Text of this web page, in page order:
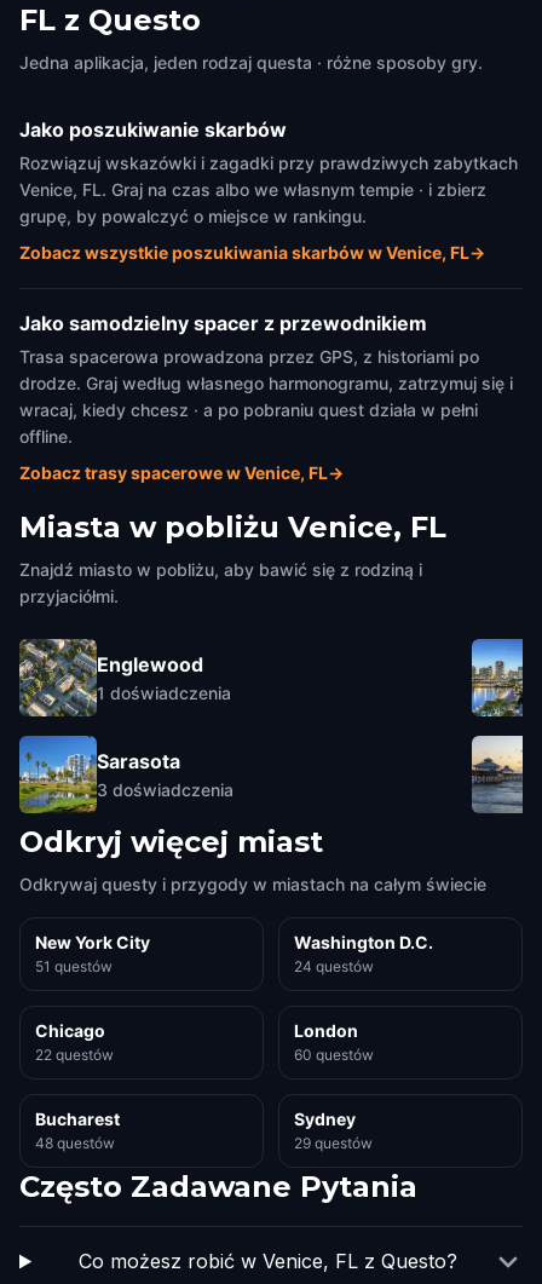
FL z Questo
Jedna aplikacja, jeden rodzaj questa · różne sposoby gry.
Jako poszukiwanie skarbów
Rozwiązuj wskazówki i zagadki przy prawdziwych zabytkach
Venice, FL. Graj na czas albo we własnym tempie · i zbierz
grupę, by powalczyć o miejsce w rankingu.
Zobacz wszystkie poszukiwania skarbów w Venice, FL→
Jako samodzielny spacer z przewodnikiem
Trasa spacerowa prowadzona przez GPS, z historiami po
drodze. Graj według własnego harmonogramu, zatrzymuj się i
wracaj, kiedy chcesz · a po pobraniu quest działa w pełni
offline.
Zobacz trasy spacerowe w Venice, FL→
Miasta w pobliżu Venice, FL
Znajdź miasto w pobliżu, aby bawić się z rodziną i
przyjaciółmi.
Englewood
1 doświadczenia
Sarasota
3 doświadczenia
Odkryj więcej miast
Odkrywaj questy i przygody w miastach na całym świecie
New York City
51 questów
Washington D.C.
24 questów
Chicago
22 questów
London
60 questów
Bucharest
48 questów
Sydney
29 questów
Często Zadawane Pytania
Co możesz robić w Venice, FL z Questo?